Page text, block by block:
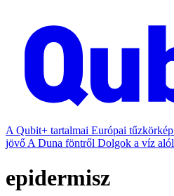
A Qubit+ tartalmai Európai tűzkörkép
jövő A Duna föntről Dolgok a víz alól
epidermisz